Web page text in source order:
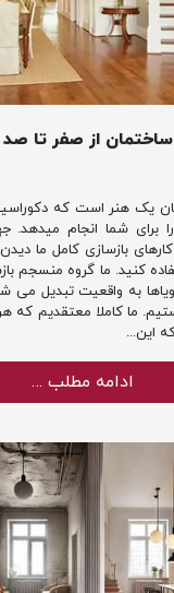
از صفر تا صد
یک هنر است که
برای شما انجام
کارهای بازسازی کامل ما
کنید. ما گروه منسجم
به واقعیت تبدیل می
ما کاملا معتقدیم که هر
این...
ادامه مطلب …